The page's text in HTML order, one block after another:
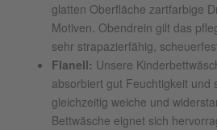
glatten Oberfläche zartfarbige
Motiven. Obendrein gilt das
sehr strapazierfähig,
Flanell: Unsere
absorbiert gut Feuchtigkeit und
gleichzeitig weiche und
Bettwäsche eignet sich